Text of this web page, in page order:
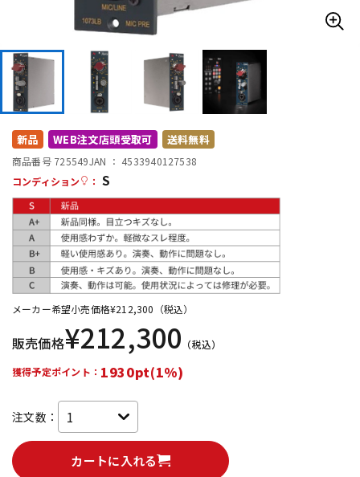
DJ機器
DTM オンライン納品 レコーディング機器
配信/ライブ機器
新品 WEB注文店頭受取可 送料無料
商品番号 725549JAN ： 4533940127538
コンディション
： S
メーカー希望小売価格¥212,300 （税込）
販売価格¥212,300 （税込）
獲得予定ポイント： 1930pt(1%)
注文数：
カートに入れる